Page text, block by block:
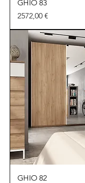
GHIO 83
Precio
2572,00 €
GHIO 82